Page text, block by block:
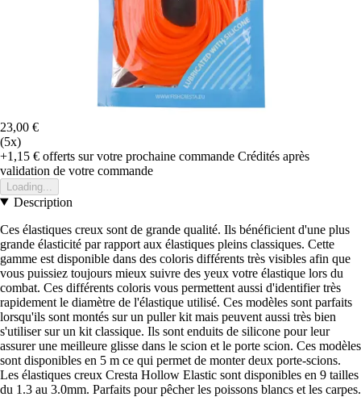
23,00 €
(5x)
+1,15 € offerts sur votre prochaine commande Crédités après
validation de votre commande
Loading...
Description
Ces élastiques creux sont de grande qualité. Ils bénéficient d'une plus
grande élasticité par rapport aux élastiques pleins classiques. Cette
gamme est disponible dans des coloris différents très visibles afin que
vous puissiez toujours mieux suivre des yeux votre élastique lors du
combat. Ces différents coloris vous permettent aussi d'identifier très
rapidement le diamètre de l'élastique utilisé. Ces modèles sont parfaits
lorsqu'ils sont montés sur un puller kit mais peuvent aussi très bien
s'utiliser sur un kit classique. Ils sont enduits de silicone pour leur
assurer une meilleure glisse dans le scion et le porte scion. Ces modèles
sont disponibles en 5 m ce qui permet de monter deux porte-scions.
Les élastiques creux Cresta Hollow Elastic sont disponibles en 9 tailles
du 1.3 au 3.0mm. Parfaits pour pêcher les poissons blancs et les carpes.